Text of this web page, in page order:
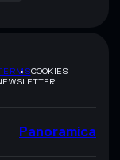
COOKIES
Panoramica